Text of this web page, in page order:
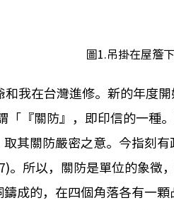
圖1.吊掛在屋簷
和我在台灣進修。新的年度
「『關防』，即印信的一種
取其關防嚴密之意。今指刻
。所以，關防是單位的象徵
成的，在四個角落各有一